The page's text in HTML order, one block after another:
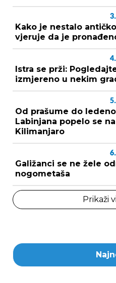
3.
Kako je nestalo
vjeruje da je
4.
Istra se prži:
izmjereno u nekim
5.
Od prašume do
Labinjana popelo se
Kilimanjaro
6.
Galižanci se ne žele
nogometaša
Prikaži